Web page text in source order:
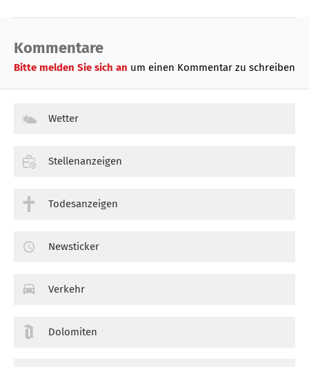
Kommentare
Bitte melden Sie sich an um einen Kommentar zu schreiben
Wetter
Stellenanzeigen
Todesanzeigen
Newsticker
Verkehr
Dolomiten